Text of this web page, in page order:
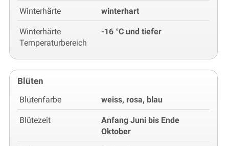
Winterhärte winterhart
Winterhärte
Temperaturbereich
-16 °C und tiefer
Blüten
Blütenfarbe weiss, rosa, blau
Blütezeit
Anfang Juni bis Ende
Oktober